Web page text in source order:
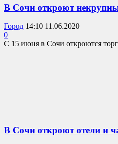
В Сочи откроют
Город 14:10 11.06.2020
0
С 15 июня в Сочи откроются
В Сочи откроют отели и